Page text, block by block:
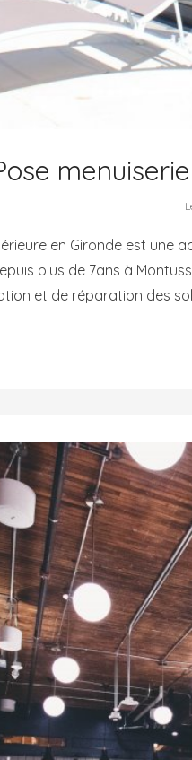
en Gironde est une
plus de 7ans à
et de réparation des